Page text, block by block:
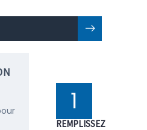
1
REMPLISSEZ